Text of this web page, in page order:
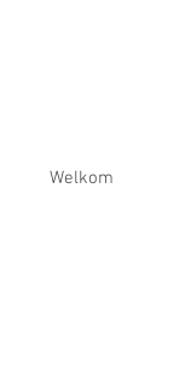
Welkom